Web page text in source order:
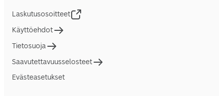
Laskutusosoitteet
Käyttöehdot
Tietosuoja
Saavutettavuusselosteet
Evästeasetukset